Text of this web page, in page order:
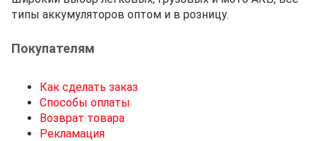
типы аккумуляторов оптом и в розницу.
Покупателям
Как сделать заказ
Способы оплаты
Возврат товара
Рекламация